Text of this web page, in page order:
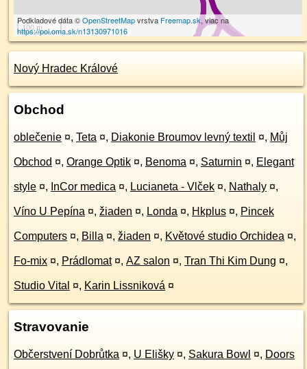
100 m
Podkladové dáta ©OpenStreetMapvrstva Freemap.sk, viac na
https://poi.oma.sk/n13130971016
Nový Hradec Králové
Obchod
oblečenie ¤, Teta ¤, Diakonie Broumov levný textil ¤, Můj
Obchod ¤, Orange Optik ¤, Benoma ¤, Saturnin ¤, Elegant
style ¤, InCor medica ¤, Lucianeta - Vlček ¤, Nathaly ¤,
Víno U Pepína ¤, žiaden ¤, Londa ¤, Hkplus ¤, Pincek
Computers ¤, Billa ¤, žiaden ¤, Květové studio Orchidea ¤,
Fo-mix ¤, Prádlomat ¤, AZ salon ¤, Tran Thi Kim Dung ¤,
Studio Vital ¤, Karin Lissniková ¤
Stravovanie
Občerstvení Dobrůtka ¤, U Elišky ¤, Sakura Bowl ¤, Doors